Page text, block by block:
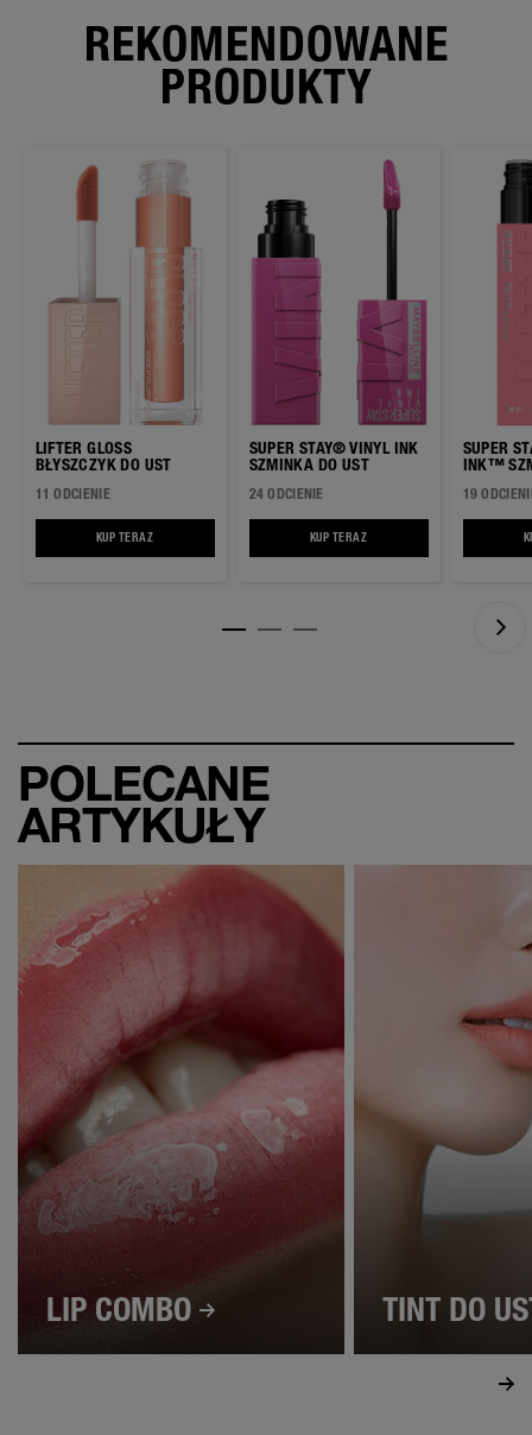
REKOMENDOWANE
PRODUKTY
LIFTER GLOSS
BŁYSZCZYK DO UST
11 ODCIENIE
KUP TERAZ LIFTER GLOSS BŁYSZCZYK DO UST
SUPER STAY® VINYL INK
SZMINKA DO UST
24 ODCIENIE
KUP TERAZ SUPER STAY® VINYL INK
SUPER
INK™ SZMINKA W
19
POLECANE
ARTYKUŁY
LIP COMBO TINT DO